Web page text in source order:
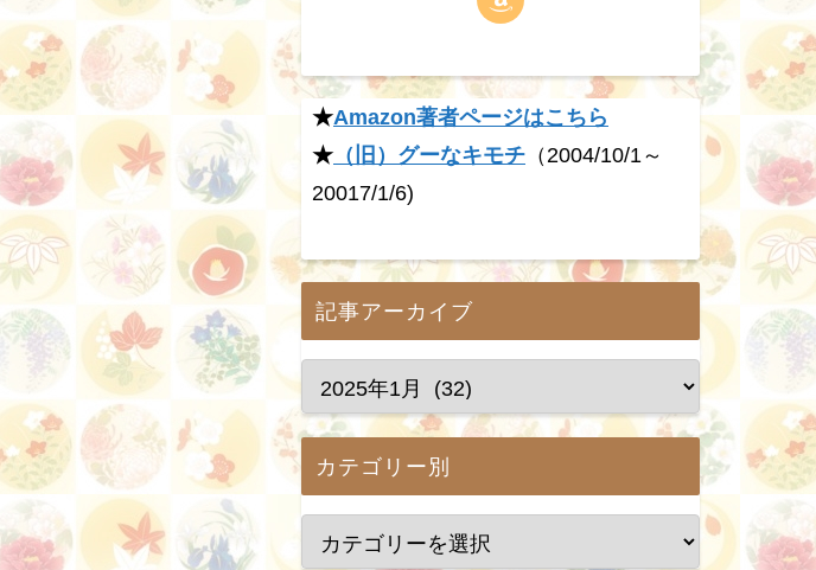
★Amazon著者ページはこちら
★ （旧）グーなキモチ （2004/10/1～
20017/1/6)
記事アーカイブ
カテゴリー別